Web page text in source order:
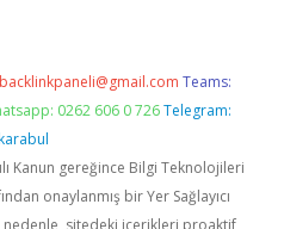
backlinkpaneli@gmail.com Teams:
0262 606 0 726 Telegram:
Kanun gereğince Bilgi Teknolojileri
onaylanmış bir Yer Sağlayıcı
sitedeki içerikleri proaktif